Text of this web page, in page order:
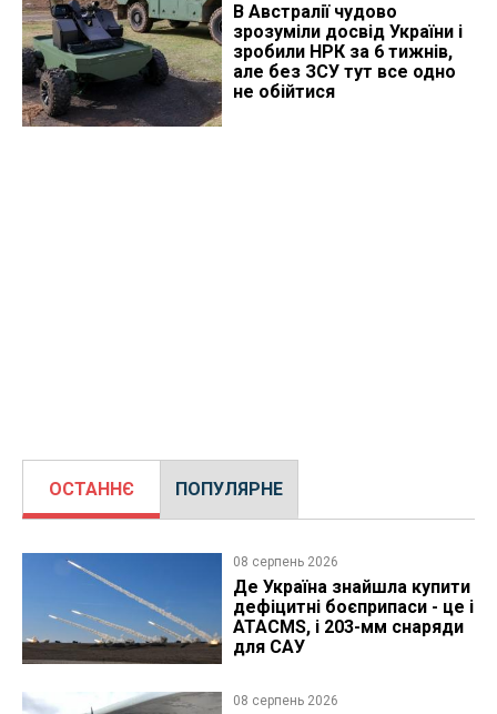
В Австралії чудово
зрозуміли досвід України і
зробили НРК за 6 тижнів,
але без ЗСУ тут все одно
не обійтися
ОСТАННЄ ПОПУЛЯРНЕ
08 серпень 2026
Де Україна знайшла купити
дефіцитні боєприпаси - це і
ATACMS, і 203-мм снаряди
для САУ
08 серпень 2026